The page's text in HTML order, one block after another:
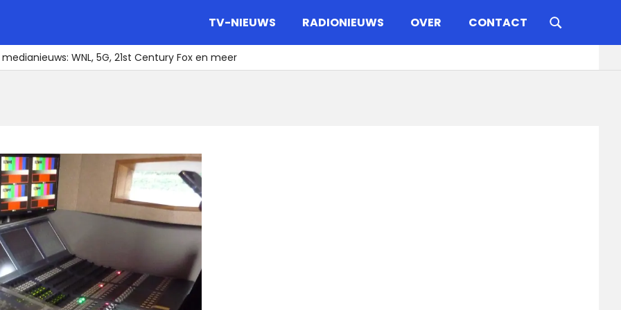
TV-NIEUWS RADIONIEUWS OVER CONTACT
WNL, 5G, 21st Century Fox en meer